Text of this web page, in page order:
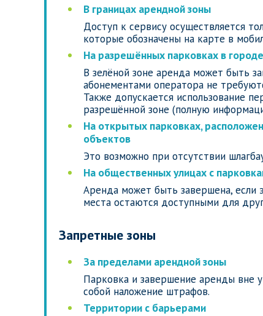
В границах арендной зоны
Доступ к сервису осуществляется
которые обозначены на карте в
На разрешённых парковках в городе
В зелёной зоне аренда может быть
абонементами оператора не
Также допускается использование
разрешённой зоне (полную
На открытых парковках,
объектов
Это возможно при отсутствии
На общественных улицах с
Аренда может быть завершена, если
места остаются доступными для
Запретные зоны
За пределами арендной зоны
Парковка и завершение аренды вне
собой наложение штрафов.
Территории с барьерами